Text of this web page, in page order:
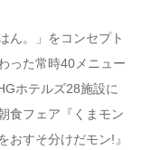
ん。」をコンセプト
った常時40メニュー
ホテルズ28施設に
食フェア『くまモン
おすそ分けだモン!』